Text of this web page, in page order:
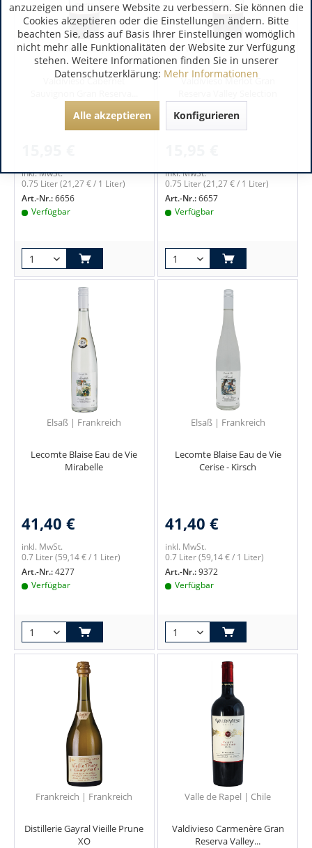
Valle de Rapel | Chile
Valdivieso Cabernet
inkl. MwSt.
0.75 Liter(21,27 € / 1 Liter)
Art.-Nr.:6656
Verfügbar
Valle de Rapel | Chile
Valdivieso Merlot Gran
inkl. MwSt.
0.75 Liter(21,27 € / 1 Liter)
Art.-Nr.:6657
Verfügbar
Elsaß | Frankreich
Lecomte Blaise Eau de Vie
Mirabelle
41,40 €
inkl. MwSt.
0.7 Liter(59,14 € / 1 Liter)
Art.-Nr.:4277
Verfügbar
Elsaß | Frankreich
Lecomte Blaise Eau de Vie
Cerise - Kirsch
41,40 €
inkl. MwSt.
0.7 Liter(59,14 € / 1 Liter)
Art.-Nr.:9372
Verfügbar
Frankreich | Frankreich
Distillerie Gayral Vieille Prune
XO
Valle de Rapel | Chile
Valdivieso Carmenère Gran
Reserva Valley...
anzuzeigen und unsere Website zu verbessern. Sie können die
Cookies akzeptieren oder die Einstellungen ändern. Bitte
beachten Sie, dass auf Basis Ihrer Einstellungen womöglich
nicht mehr alle Funktionalitäten der Website zur Verfügung
stehen. Weitere Informationen finden Sie in unserer
Datenschutzerklärung: Mehr Informationen
Alle akzeptieren Konfigurieren